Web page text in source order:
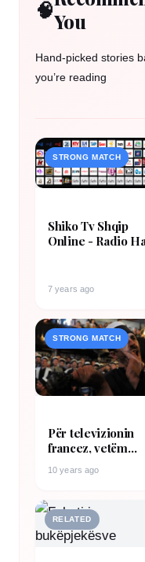
🧠You
Hand-picked stories
you’re reading
STRONG MATCH
Shiko Tv Shqip
Online - Radio
7 years ago
STRONG MATCH
Për televizionin
francez, vetëm
dervishët përbëjnë
islamin në Kosovë
10 years ago
RELATED